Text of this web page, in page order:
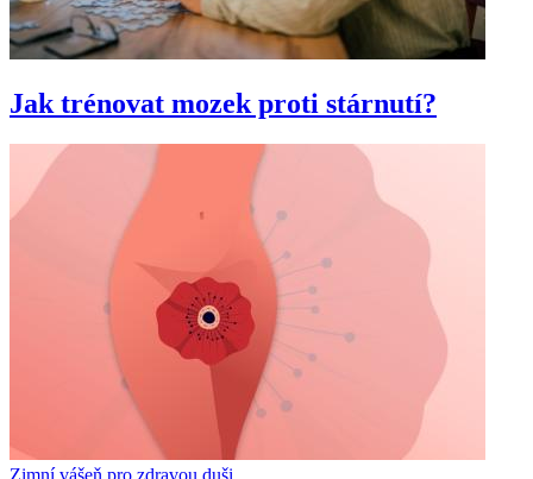
Jak trénovat mozek proti stárnutí?